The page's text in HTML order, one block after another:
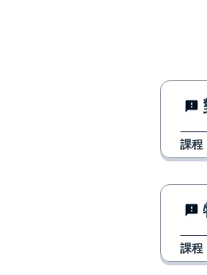
it's always darkest
課程
課程